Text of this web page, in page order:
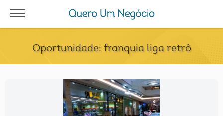
Oportunidade: franquia liga retrô